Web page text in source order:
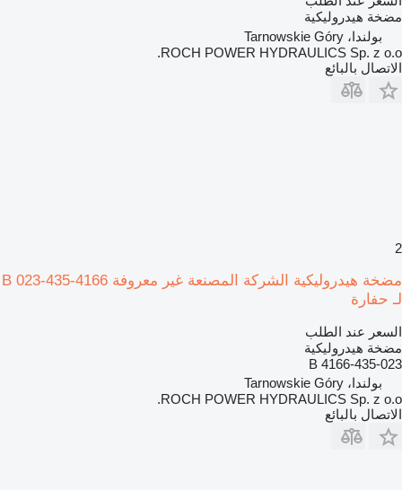
مضخة هيدروليكية
بولندا، Tarnowskie Góry
ROCH POWER HYDRAULICS Sp. z o.o.
الاتصال بالبائع
2
مضخة هيدروليكية الشركة المصنعة غير معروفة 4166-435-023 B
لـ حفارة
السعر عند الطلب
مضخة هيدروليكية
4166-435-023 B
بولندا، Tarnowskie Góry
ROCH POWER HYDRAULICS Sp. z o.o.
الاتصال بالبائع